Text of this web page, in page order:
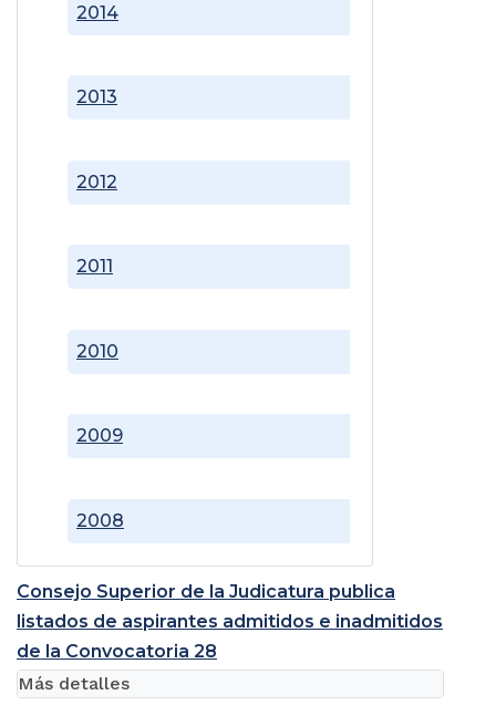
2008
2009
2010
2011
2012
2013
2014
Consejo Superior de la Judicatura publica
listados de aspirantes admitidos e inadmitidos
de la Convocatoria 28
Más detalles